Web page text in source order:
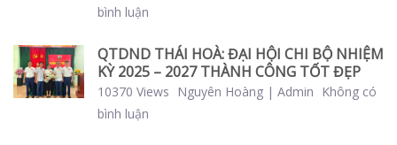
bình luận
QTDND THÁI HOÀ: ĐẠI HỘI CHI BỘ NHIỆM
KỲ 2025 – 2027 THÀNH CÔNG TỐT ĐẸP
10370 Views Nguyên Hoàng | Admin
Không có
bình luận